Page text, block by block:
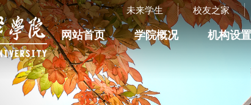
未来学生 校友之家
网站首页 学院概况 机构设